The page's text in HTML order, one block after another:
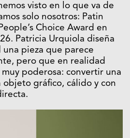
visto en lo que va de
solo nosotros: Patin
Choice Award en
Patricia Urquiola diseña
pieza que parece
pero que en realidad
poderosa: convertir una
objeto gráfico, cálido y con